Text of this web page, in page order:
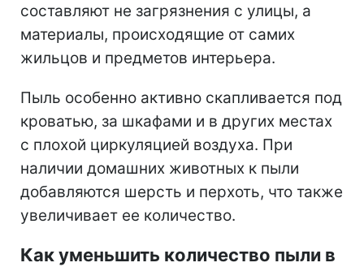
составляют не загрязнения с улицы, а
материалы, происходящие от самих
жильцов и предметов интерьера.
Пыль особенно активно скапливается под
кроватью, за шкафами и в других местах
с плохой циркуляцией воздуха. При
наличии домашних животных к пыли
добавляются шерсть и перхоть, что также
увеличивает ее количество.
Как уменьшить количество пыли в